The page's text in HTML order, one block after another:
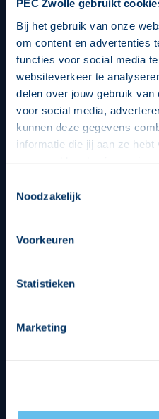
PEC Zwolle gebruikt
Bij het gebruik van onze
om content en advertenties
functies voor social media
websiteverkeer te
delen over jouw gebruik
voor social media,
kunnen deze gegevens
informatie die jij aan ze
op een veilige en integere
beheren op de privacy- en
Noodzakelijk
Voorkeuren
Statistieken
Marketing